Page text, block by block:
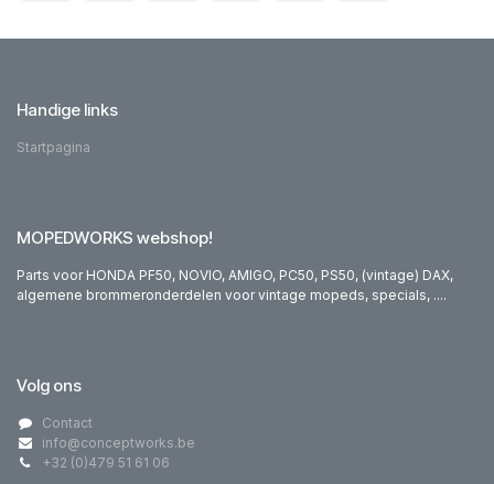
Handige links
Startpagina
MOPEDWORKS webshop!
Parts voor HONDA PF50, NOVIO, AMIGO, PC50, PS50, (vintage) DAX,
algemene brommeronderdelen voor vintage mopeds, specials, ....
Volg ons
Contact
info@conceptworks.be
+32 (0)479 51 61 06